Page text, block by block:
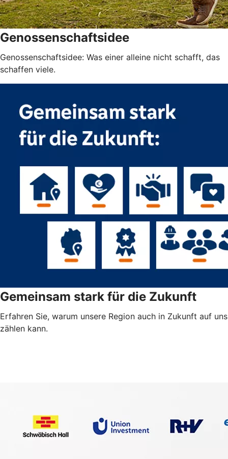
Genossenschaftsidee
Genossenschaftsidee: Was einer alleine nicht schafft, das
schaffen viele.
Gemeinsam stark für die Zukunft
Erfahren Sie, warum unsere Region auch in Zukunft auf uns
zählen kann.